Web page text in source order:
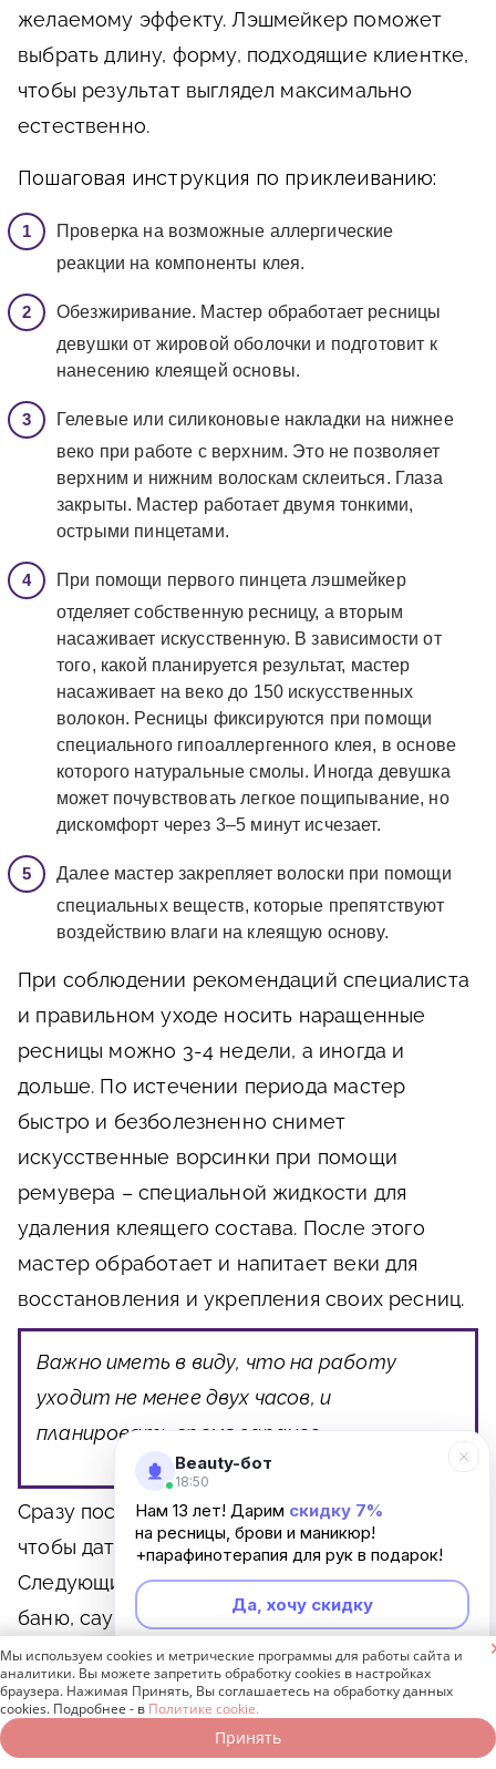
желаемому эффекту. Лэшмейкер поможет
выбрать длину, форму, подходящие клиентке,
чтобы результат выглядел максимально
естественно.
Пошаговая инструкция по приклеиванию:
Проверка на возможные аллергические
реакции на компоненты клея.
Обезжиривание. Мастер обработает ресницы
девушки от жировой оболочки и подготовит к
нанесению клеящей основы.
Гелевые или силиконовые накладки на нижнее
веко при работе с верхним. Это не позволяет
верхним и нижним волоскам склеиться. Глаза
закрыты. Мастер работает двумя тонкими,
острыми пинцетами.
При помощи первого пинцета лэшмейкер
отделяет собственную ресницу, а вторым
насаживает искусственную. В зависимости от
того, какой планируется результат, мастер
насаживает на веко до 150 искусственных
волокон. Ресницы фиксируются при помощи
специального гипоаллергенного клея, в основе
которого натуральные смолы. Иногда девушка
может почувствовать легкое пощипывание, но
дискомфорт через 3–5 минут исчезает.
Далее мастер закрепляет волоски при помощи
специальных веществ, которые препятствуют
воздействию влаги на клеящую основу.
При соблюдении рекомендаций специалиста
и правильном уходе носить наращенные
ресницы можно 3-4 недели, а иногда и
дольше. По истечении периода мастер
быстро и безболезненно снимет
искусственные ворсинки при помощи
ремувера – специальной жидкости для
удаления клеящего состава. После этого
мастер обработает и напитает веки для
восстановления и укрепления своих ресниц.
Важно иметь в виду, что на работу
уходит не менее двух часов, и
планировать время заранее.
Сразу после процедуры нельзя умываться,
чтобы дать клею высохнуть и набрать силу.
Следующие два дня желательно не посещать
баню, сауну, бассейн, открытые водоемы.
Уход за ресницами
после японского
Beauty-бот
18:50
Нам 13 лет! Дарим скидку 7%
на ресницы, брови и маникюр!
+парафинотерапия для рук в подарок!
Да, хочу скидку
Неинтересно
Мы используем cookies и метрические программы для работы сайта и
аналитики. Вы можете запретить обработку cookies в настройках
браузера. Нажимая Принять, Вы соглашаетесь на обработку данных
cookies. Подробнее - в Политике cookie.
Принять